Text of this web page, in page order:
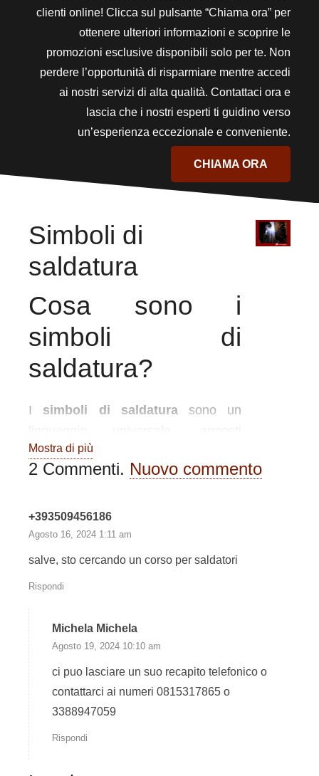
clienti online! Clicca sul pulsante “Chiama ora” per
ottenere ulteriori informazioni e scoprire le
promozioni esclusive disponibili solo per te. Non
perdere l’opportunità di risparmiare mentre accedi
ai nostri servizi di alta qualità. Contattaci ora e
lascia che i nostri esperti ti guidino verso
un’esperienza eccezionale e conveniente.
CHIAMA ORA
Simboli di
saldatura
Cosa sono i
simboli di
saldatura?
I simboli di saldaturasono un
opportunamente sui
Permettono ai saldatori di recepire
eseguire correttamente i
saldatura, almeno in teoria.
A cosa servono i simboli di
Questo discorso si collega in parte
anche alle
disegni tecnici , oltre ad essere
indispensabili, se contenenti
l’opportuna simbologia di saldatura
permettono la ripetibilità del
processo, con l’obiettivo di
Mostra di più
2 Commenti. Nuovo commento
+393509456186
Agosto 16, 2024 1:11 am
salve, sto cercando un corso per saldatori
Rispondi
Michela Michela
Agosto 19, 2024 10:10 am
ci puo lasciare un suo recapito telefonico o
contattarci ai numeri 0815317865 o
3388947059
Rispondi